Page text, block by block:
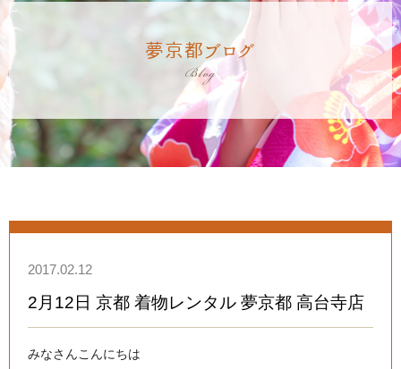
夢京都ブログ
Blog
2017.02.12
2月12日 京都 着物レンタル 夢京都 高台寺店
みなさんこんにちは